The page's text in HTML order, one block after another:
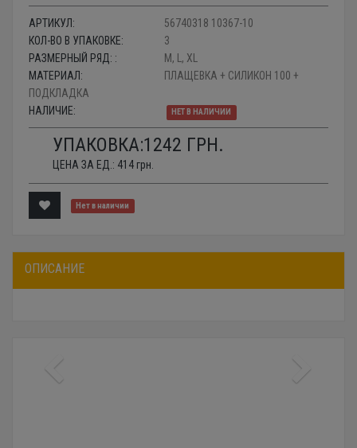
АРТИКУЛ:
56740318 10367-10
КОЛ-ВО В УПАКОВКЕ:
3
РАЗМЕРНЫЙ РЯД: :
M, L, XL
МАТЕРИАЛ:
ПЛАЩЕВКА + СИЛИКОН 100 +
ПОДКЛАДКА
НАЛИЧИЕ:
НЕТ В НАЛИЧИИ
УПАКОВКА:1242 ГРН.
ЦЕНА ЗА ЕД.: 414 грн.
Нет в наличии
ОПИСАНИЕ